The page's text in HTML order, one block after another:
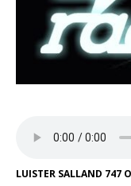
LUISTER SALLAND 747